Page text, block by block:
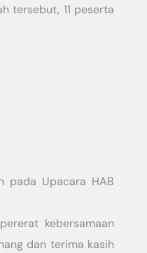
tersebut, 11 peserta
pada Upacara HAB
kebersamaan
dan terima kasih